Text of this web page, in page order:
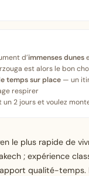
d’immenses dunes
est alors le bon
temps sur place — un
respirer
un 2 jours et voulez
le plus rapide de
; expérience
qualité-temps.